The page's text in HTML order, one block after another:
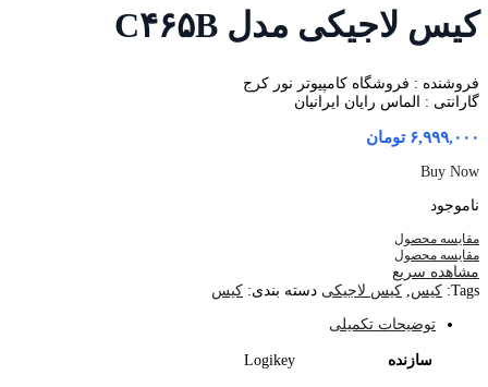
کیس لاجیکی مدل C۴۶۵B
فروشنده : فروشگاه کامپیوتر نور کرج
گارانتی : الماس رایان ایرانیان
۶,۹۹۹,۰۰۰ تومان
Buy Now
ناموجود
مقایسه محصول
مقایسه محصول
مشاهده سریع
Tags: کیس, کیس لاجیکی دسته بندی: کیس
توضیحات تکمیلی
سازنده Logikey